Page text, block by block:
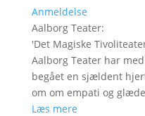
Anmeldelse
Aalborg Teater:
'Det Magiske
Aalborg Teater har med
begået en sjældent
om om empati og
Læs mere